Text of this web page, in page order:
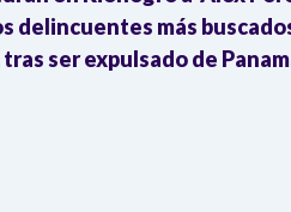
delincuentes más
tras ser expulsado de